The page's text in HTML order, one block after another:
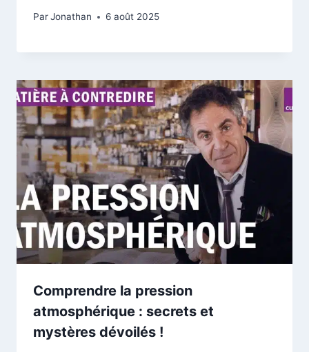
ParJonathan 6 août 2025
Comprendre la pression
atmosphérique : secrets et
mystères dévoilés !